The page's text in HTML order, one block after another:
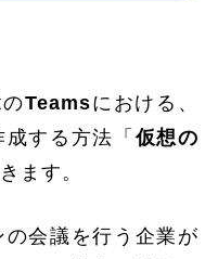
Teamsにおける、
成する方法「仮想の
ます。
会議を行う企業が